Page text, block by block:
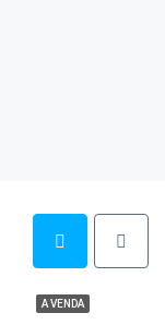
A VENDA